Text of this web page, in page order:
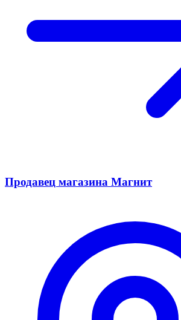
Продавец магазина Магнит